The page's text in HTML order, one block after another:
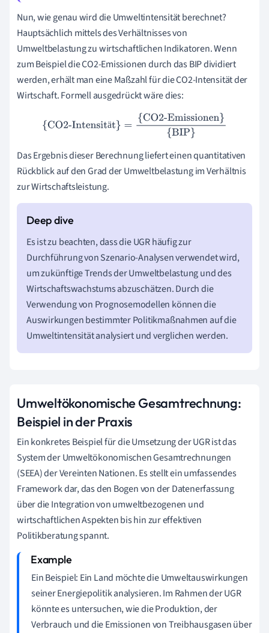
Nun, wie genau wird die Umweltintensität berechnet?
Hauptsächlich mittels des Verhältnisses von
Umweltbelastung zu wirtschaftlichen Indikatoren. Wenn
zum Beispiel die CO2-Emissionen durch das BIP dividiert
werden, erhält man eine Maßzahl für die CO2-Intensität der
Wirtschaft. Formell ausgedrückt wäre dies:
ä
{CO2-Intensität}= {CO2-Emissionen}{BIP}
Das Ergebnis dieser Berechnung liefert einen quantitativen
Rückblick auf den Grad der Umweltbelastung im Verhältnis
zur Wirtschaftsleistung.
Es ist zu beachten, dass die UGR häufig zur
Durchführung von Szenario-Analysen verwendet wird,
um zukünftige Trends der Umweltbelastung und des
Wirtschaftswachstums abzuschätzen. Durch die
Verwendung von Prognosemodellen können die
Auswirkungen bestimmter Politikmaßnahmen auf die
Umweltintensität analysiert und verglichen werden.
Umweltökonomische Gesamtrechnung:
Beispiel in der Praxis
Ein konkretes Beispiel für die Umsetzung der UGR ist das
System der Umweltökonomischen Gesamtrechnungen
(SEEA) der Vereinten Nationen. Es stellt ein umfassendes
Framework dar, das den Bogen von der Datenerfassung
über die Integration von umweltbezogenen und
wirtschaftlichen Aspekten bis hin zur effektiven
Politikberatung spannt.
Ein Beispiel: Ein Land möchte die Umweltauswirkungen
seiner Energiepolitik analysieren. Im Rahmen der UGR
könnte es untersuchen, wie die Produktion, der
Verbrauch und die Emissionen von Treibhausgasen über